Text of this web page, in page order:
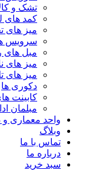
تشک و
کمد های
میز های
سرویس
مبل های
میز های
میز های
دکوری ها
کابینت
مبلمان
واحد معماری و
وبلاگ
تماس با ما
درباره ما
سبد خرید